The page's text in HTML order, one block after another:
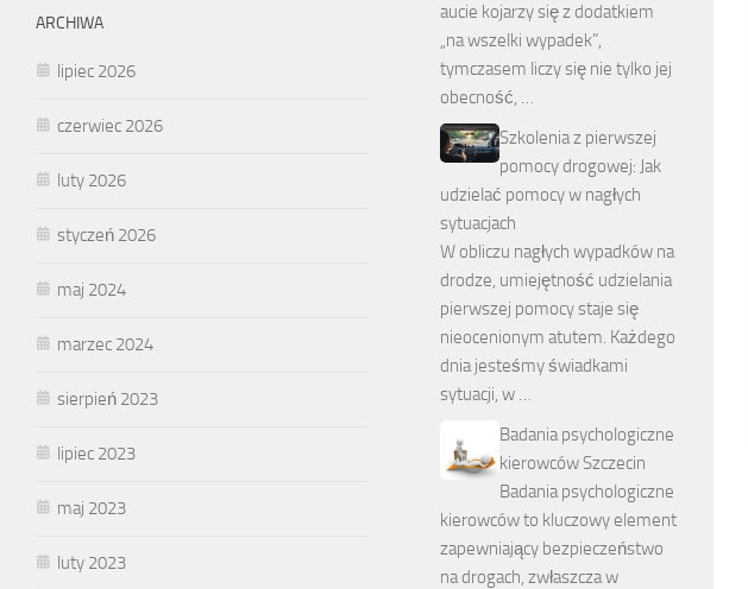
ARCHIWA
lipiec 2026
czerwiec 2026
luty 2026
styczeń 2026
maj 2024
marzec 2024
sierpień 2023
lipiec 2023
maj 2023
luty 2023
aucie kojarzy się z dodatkiem
„na wszelki wypadek”,
tymczasem liczy się nie tylko jej
obecność, …
Szkolenia z pierwszej
pomocy drogowej: Jak
udzielać pomocy w nagłych
sytuacjach
W obliczu nagłych wypadków na
drodze, umiejętność udzielania
pierwszej pomocy staje się
nieocenionym atutem. Każdego
dnia jesteśmy świadkami
sytuacji, w …
Badania psychologiczne
kierowców Szczecin
Badania psychologiczne
kierowców to kluczowy element
zapewniający bezpieczeństwo
na drogach, zwłaszcza w